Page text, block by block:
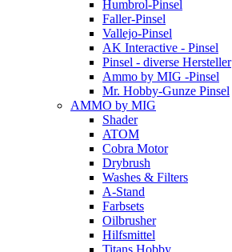
Humbrol-Pinsel
Faller-Pinsel
Vallejo-Pinsel
AK Interactive - Pinsel
Pinsel - diverse Hersteller
Ammo by MIG -Pinsel
Mr. Hobby-Gunze Pinsel
AMMO by MIG
Shader
ATOM
Cobra Motor
Drybrush
Washes & Filters
A-Stand
Farbsets
Oilbrusher
Hilfsmittel
Titans Hobby